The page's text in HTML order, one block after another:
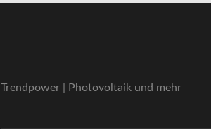
Trendpower | Photovoltaik und mehr